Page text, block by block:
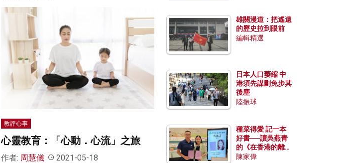
教評心事
心靈教育：「心動．心流」之旅
作者: 周慧儀 2021-05-18
雄關漫道：把遙遠
的歷史拉到眼前
編輯精選
日本人口萎縮 中
港須先謀劃免步其
後塵
陸振球
種菜得愛 記一本
好書──讀吳燕青
的《在香港的離島
種菜》
陳家偉